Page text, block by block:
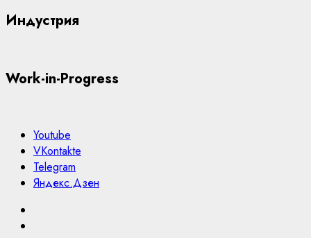
Индустрия
Work-in-Progress
Youtube
VKontakte
Telegram
Яндекс.Дзен